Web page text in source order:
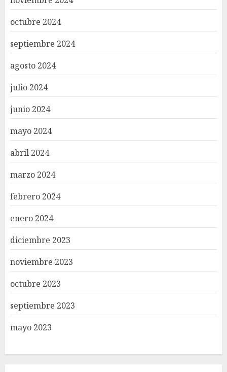
octubre 2024
septiembre 2024
agosto 2024
julio 2024
junio 2024
mayo 2024
abril 2024
marzo 2024
febrero 2024
enero 2024
diciembre 2023
noviembre 2023
octubre 2023
septiembre 2023
mayo 2023